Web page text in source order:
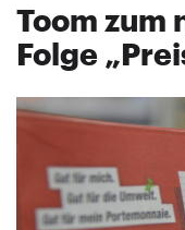
Toom zum
Folge